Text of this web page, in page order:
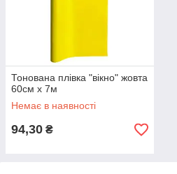
Тонована плівка "вікно" жовта
60см х 7м
Немає в наявності
94,30 ₴